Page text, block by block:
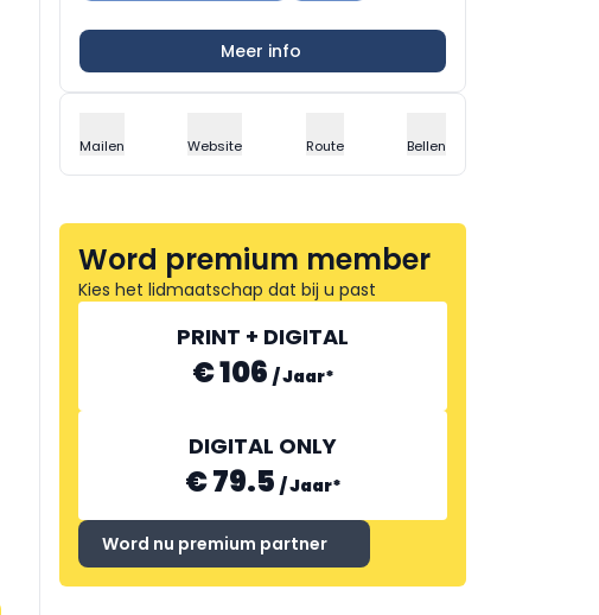
Meer info
Mailen Website Route Bellen
Word premium member
Kies het lidmaatschap dat bij u past
PRINT + DIGITAL
€ 106 /Jaar*
DIGITAL ONLY
€ 79.5 /Jaar*
Word nu premium partner